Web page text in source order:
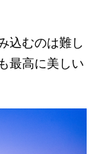
込むのは難し
最高に美しい